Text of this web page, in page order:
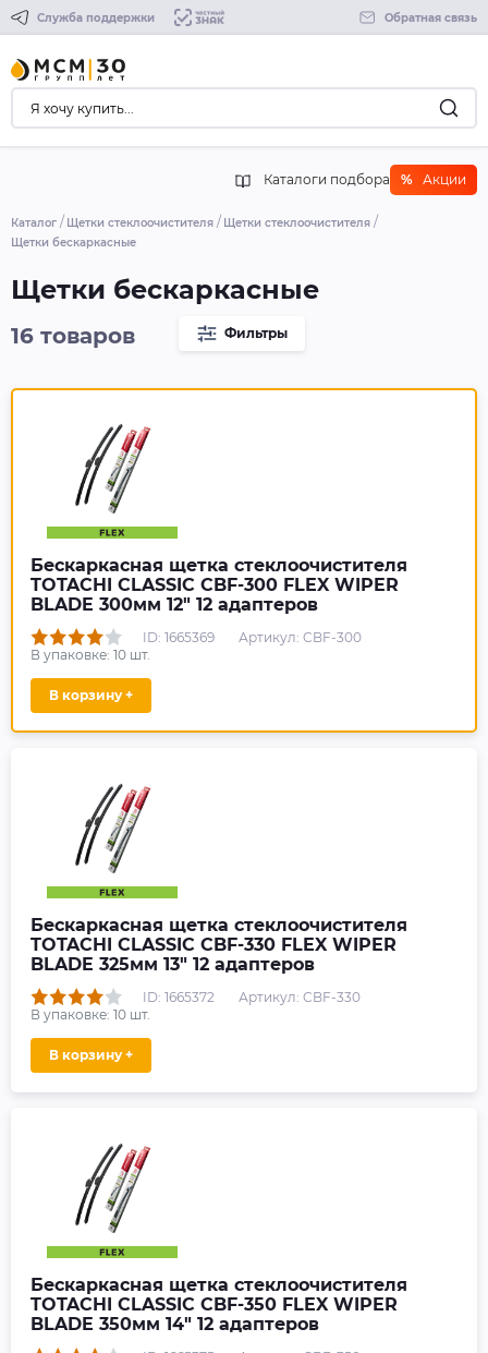
Служба поддержки Обратная связь
Каталоги подбора % Акции
Каталог Щетки стеклоочистителя
Щетки стеклоочистителя
Щетки беcкаркасные
Щетки беcкаркасные
16 товаров Фильтры
Бескаркасная щетка стеклоочистителя
TOTACHI CLASSIC CBF-300 FLEX WIPER
BLADE 300мм 12" 12 адаптеров
ID: 1665369
Артикул: CBF-300
В упаковке: 10 шт.
В корзину +
Бескаркасная щетка стеклоочистителя
TOTACHI CLASSIC CBF-330 FLEX WIPER
BLADE 325мм 13" 12 адаптеров
ID: 1665372
Артикул: CBF-330
В упаковке: 10 шт.
В корзину +
Бескаркасная щетка стеклоочистителя
TOTACHI CLASSIC CBF-350 FLEX WIPER
BLADE 350мм 14" 12 адаптеров